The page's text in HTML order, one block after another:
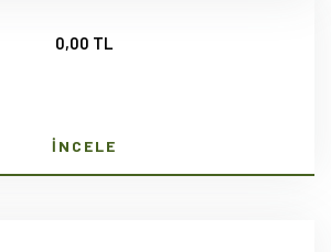
0,00 TL
İNCELE